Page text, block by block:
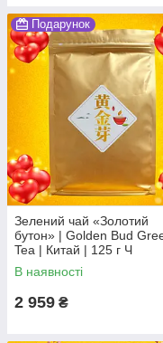
Подарунок
Зелений чай «Золотий
бутон» | Golden Bud
Tea | Китай | 125 г Ч
В наявності
2 959 ₴